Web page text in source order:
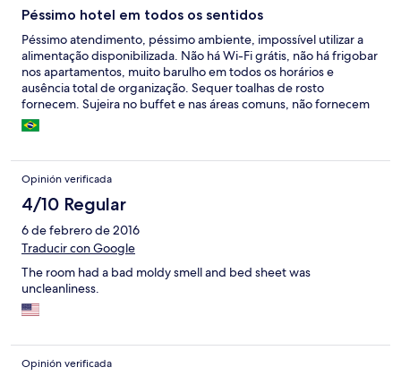
Péssimo hotel em todos os sentidos
Péssimo atendimento, péssimo ambiente, impossível utilizar a
alimentação disponibilizada. Não há Wi-Fi grátis, não há frigobar
nos apartamentos, muito barulho em todos os horários e
ausência total de organização. Sequer toalhas de rosto
fornecem. Sujeira no buffet e nas áreas comuns, não fornecem
controles para ar condicionado e tv sem pgto de caução. Piscina
suja e impossível de utilizar.
Opinión verificada
4/10 Regular
6 de febrero de 2016
Traducir con Google
The room had a bad moldy smell and bed sheet was
uncleanliness.
Opinión verificada